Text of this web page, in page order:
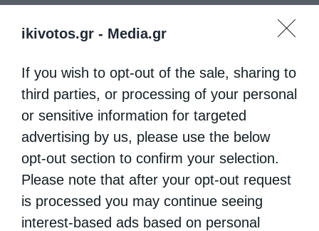
ikivotos.gr - Media.gr
If you wish to opt-out of the sale, sharing to
third parties, or processing of your personal
or sensitive information for targeted
advertising by us, please use the below
opt-out section to confirm your selection.
Please note that after your opt-out request
is processed you may continue seeing
interest-based ads based on personal